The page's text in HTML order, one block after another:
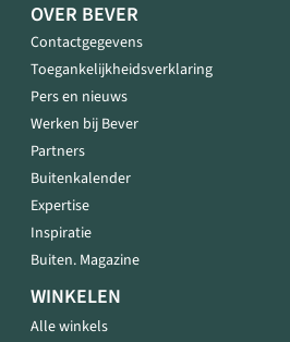
OVER BEVER
Contactgegevens
Toegankelijkheidsverklaring
Pers en nieuws
Werken bij Bever
Partners
Buitenkalender
Expertise
Inspiratie
Buiten. Magazine
WINKELEN
Alle winkels